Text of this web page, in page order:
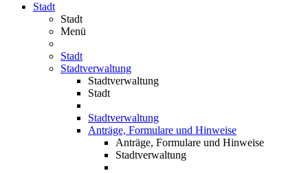
Stadt
Stadt
Menü
Stadt
Stadtverwaltung
Stadtverwaltung
Stadt
Stadtverwaltung
Anträge, Formulare und Hinweise
Anträge, Formulare und Hinweise
Stadtverwaltung